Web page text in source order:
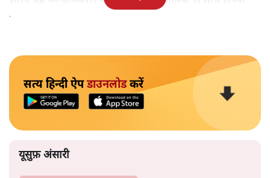
करके उन्हें वोटों में तब्दील करने की मुहिम में जुटी है।
सत्य हिन्दी ऐपडाउनलोडकरें
यूसुफ़ अंसारी